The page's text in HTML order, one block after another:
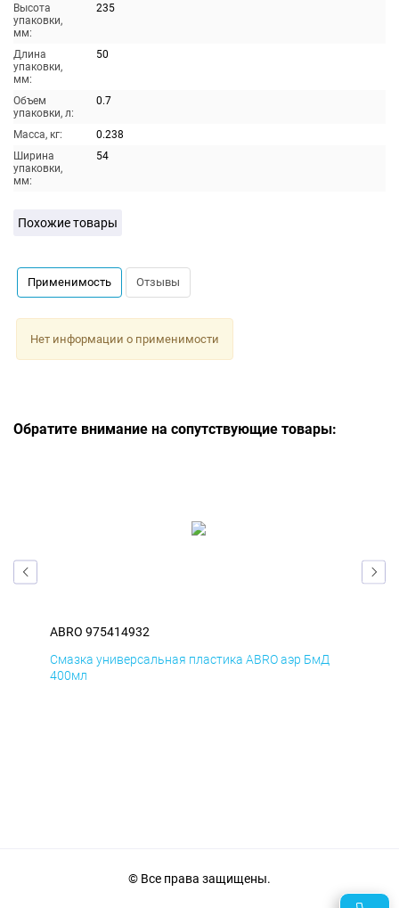
Высота
упаковки,
мм:
235
Длина
упаковки,
мм:
50
Объем
упаковки, л:
0.7
Масса, кг:
0.238
Ширина
упаковки,
мм:
54
Похожие товары
Применимость Отзывы
Нет информации о применимости
Обратите внимание на сопутствующие товары:
ABRO 975414932
Смазка универсальная пластика ABRO аэр БмД
400мл
© Все права защищены.